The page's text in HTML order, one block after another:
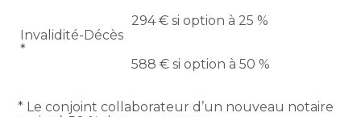
Invalidité-Décès
*
294 € si option à 25 %
588 € si option à 50 %
* Le conjoint collaborateur d’un nouveau notaire